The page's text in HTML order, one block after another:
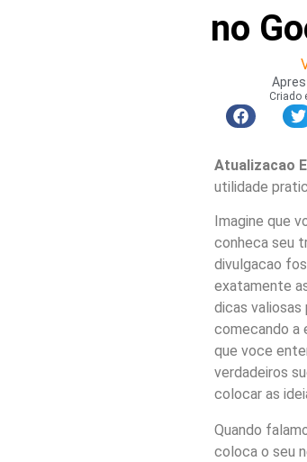
no
Criado
Atualizacao
utilidade
Imagine que
conheca seu
divulgacao
exatamente
dicas valiosas
comecando a
que voce
verdadeiros
colocar as
Quando
coloca o seu